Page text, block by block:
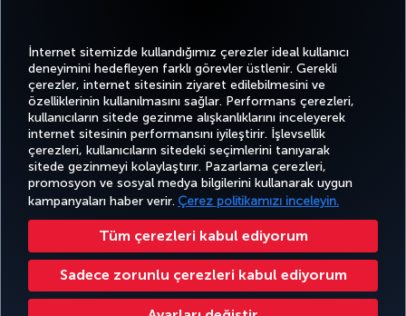
İnternet sitemizde kullandığımız çerezler ideal kullanıcı
deneyimini hedefleyen farklı görevler üstlenir. Gerekli
çerezler, internet sitesinin ziyaret edilebilmesini ve
özelliklerinin kullanılmasını sağlar. Performans çerezleri,
kullanıcıların sitede gezinme alışkanlıklarını inceleyerek
internet sitesinin performansını iyileştirir. İşlevsellik
çerezleri, kullanıcıların sitedeki seçimlerini tanıyarak
sitede gezinmeyi kolaylaştırır. Pazarlama çerezleri,
promosyon ve sosyal medya bilgilerini kullanarak uygun
kampanyaları haber verir. Çerez politikamızı inceleyin.
Tüm çerezleri kabul ediyorum
Sadece zorunlu çerezleri kabul ediyorum